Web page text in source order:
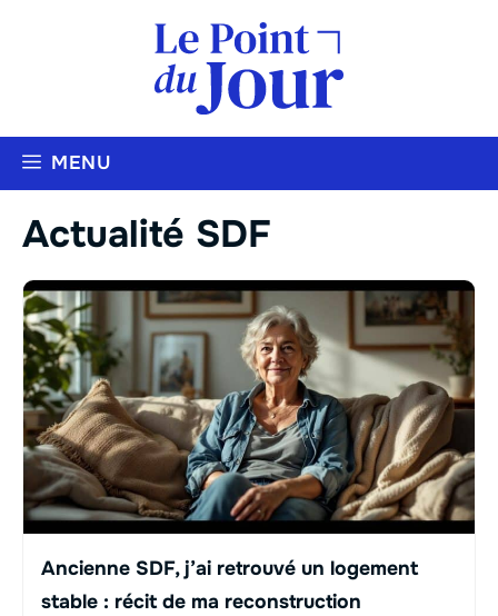
MENU
Actualité SDF
Ancienne SDF, j’ai retrouvé un logement
stable : récit de ma reconstruction